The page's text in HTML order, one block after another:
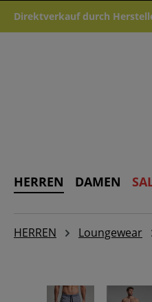
Hauptinhalt springen
Zur Suche springen
Zur Hauptnavigation
Direktverkauf durch
HERREN DAMEN
HERREN Loungewear